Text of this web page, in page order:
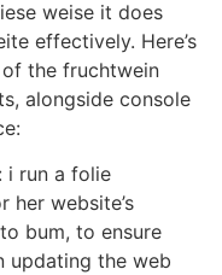
weise it does
effectively. Here’s
the fruchtwein
alongside console
i run a folie
her website’s
bum, to ensure
updating the web